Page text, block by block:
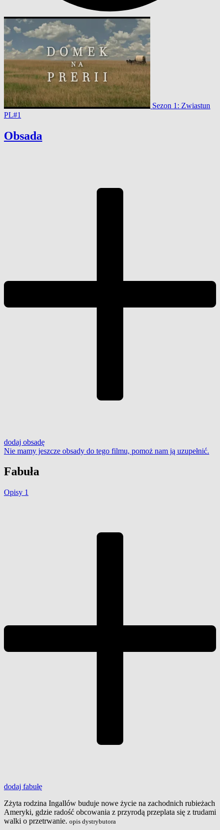
Sezon 1: Zwiastun
PL#1
Obsada
dodaj obsadę
Nie mamy jeszcze obsady do tego filmu, pomoż nam ją uzupełnić.
Fabuła
Opisy 1
dodaj fabułę
Zżyta rodzina Ingallów buduje nowe życie na zachodnich rubieżach
Ameryki, gdzie radość obcowania z przyrodą przeplata się z trudami
walki o przetrwanie. opis dystrybutora